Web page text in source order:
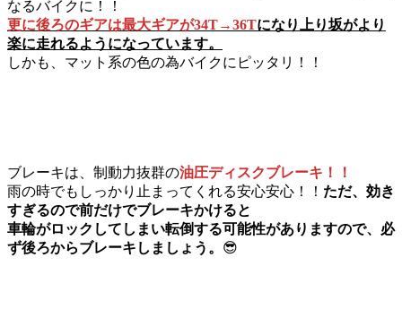
なるバイクに！！
更に後ろのギアは最大ギアが34T→36Tになり上り坂がより
楽に走れるようになっています。
しかも、マット系の色の為バイクにピッタリ！！
ブレーキは、制動力抜群の油圧ディスクブレーキ！！
雨の時でもしっかり止まってくれる安心安心！！ ただ、効き
すぎるので前だけでブレーキかけると
車輪がロックしてしまい転倒する可能性がありますので、必
ず後ろからブレーキしましょう。 😎